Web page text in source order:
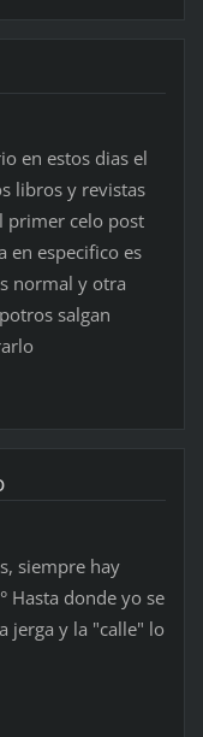
en estos dias el
libros y revistas
primer celo post
en especifico es
normal y otra
salgan
siempre hay
Hasta donde yo se
jerga y la "calle" lo